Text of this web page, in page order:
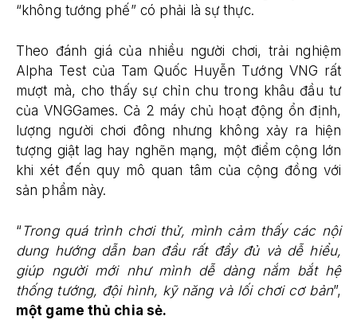
“không tướng phế” có phải là sự thực.
Theo đánh giá của nhiều người chơi, trải nghiệm
Alpha Test của Tam Quốc Huyễn Tướng VNG rất
mượt mà, cho thấy sự chỉn chu trong khâu đầu tư
của VNGGames. Cả 2 máy chủ hoạt động ổn định,
lượng người chơi đông nhưng không xảy ra hiện
tượng giật lag hay nghẽn mạng, một điểm cộng lớn
khi xét đến quy mô quan tâm của cộng đồng với
sản phẩm này.
“Trong quá trình chơi thử, mình cảm thấy các nội
dung hướng dẫn ban đầu rất đầy đủ và dễ hiểu,
giúp người mới như mình dễ dàng nắm bắt hệ
thống tướng, đội hình, kỹ năng và lối chơi cơ bản”,
một game thủ chia sẻ.